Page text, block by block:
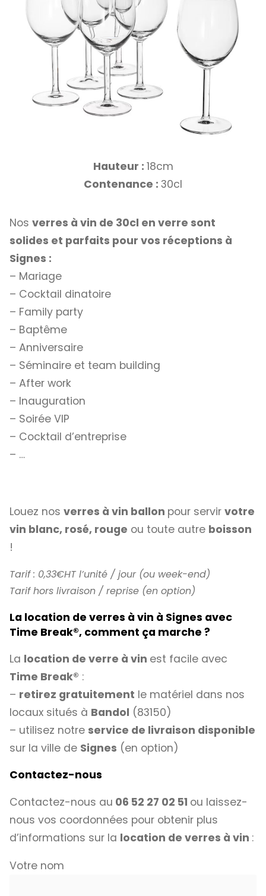
Hauteur : 18cm
Contenance : 30cl
Nos verres à vin de 30cl en verre sont
solides et parfaits pour vos réceptions à
Signes :
– Mariage
– Cocktail dinatoire
– Family party
– Baptême
– Anniversaire
– Séminaire et team building
– After work
– Inauguration
– Soirée VIP
– Cocktail d’entreprise
– …
Louez nos verres à vin ballon pour servir votre
vin blanc, rosé, rouge ou toute autre boisson
!
Tarif : 0,33€HT l’unité / jour (ou week-end)
Tarif hors livraison / reprise (en option)
La location de verres à vin à Signes avec
Time Break®, comment ça marche ?
La location de verre à vin est facile avec
Time Break® :
– retirez gratuitement le matériel dans nos
locaux situés à Bandol (83150)
– utilisez notre service de livraison disponible
sur la ville de Signes (en option)
Contactez-nous
Contactez-nous au 06 52 27 02 51 ou laissez-
nous vos coordonnées pour obtenir plus
d’informations sur la location de verres à vin :
Votre nom